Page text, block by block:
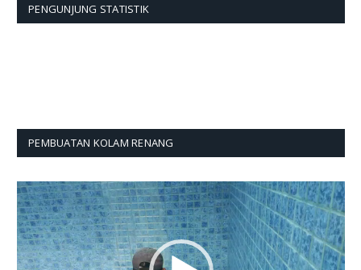
PENGUNJUNG STATISTIK
PEMBUATAN KOLAM RENANG
Pemutar
Video